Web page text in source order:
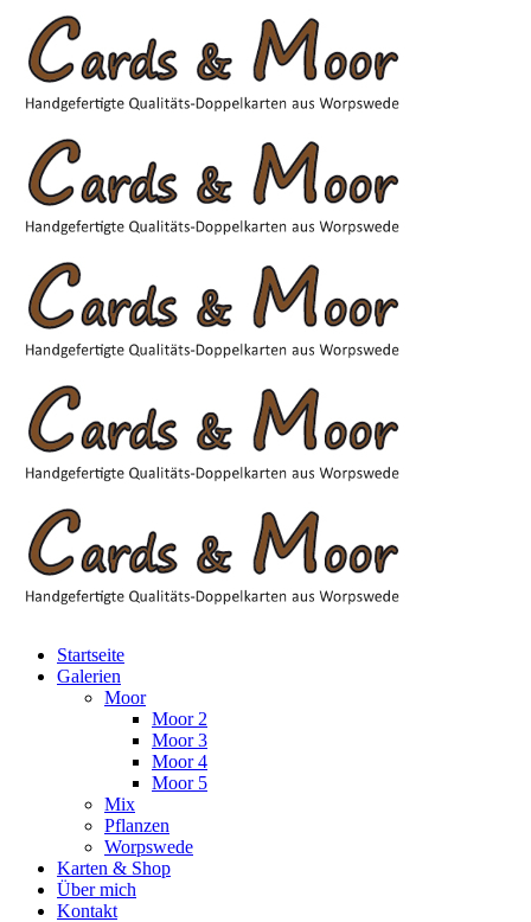
Startseite
Galerien
Moor
Moor 2
Moor 3
Moor 4
Moor 5
Mix
Pflanzen
Worpswede
Karten & Shop
Über mich
Kontakt